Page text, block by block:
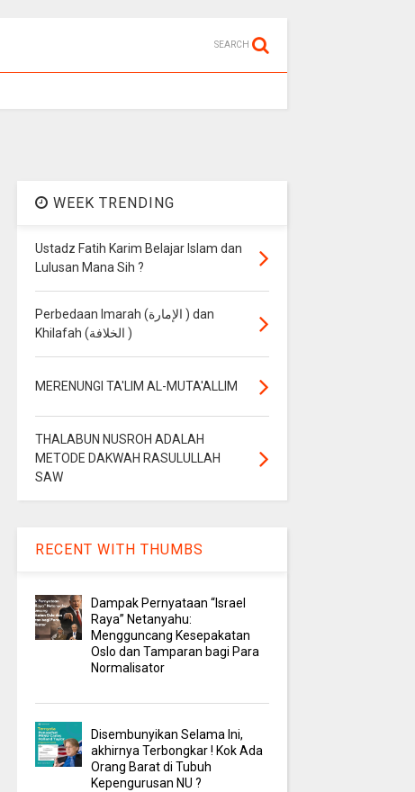
SEARCH
WEEK TRENDING
Ustadz Fatih Karim Belajar Islam dan
Lulusan Mana Sih ?
Perbedaan Imarah (الإمارة ) dan
Khilafah (الخلافة )
MERENUNGI TA'LIM AL-MUTA'ALLIM
THALABUN NUSROH ADALAH
METODE DAKWAH RASULULLAH
SAW
RECENT WITH THUMBS
Dampak Pernyataan “Israel
Raya” Netanyahu:
Mengguncang Kesepakatan
Oslo dan Tamparan bagi Para
Normalisator
Disembunyikan Selama Ini,
akhirnya Terbongkar ! Kok Ada
Orang Barat di Tubuh
Kepengurusan NU ?